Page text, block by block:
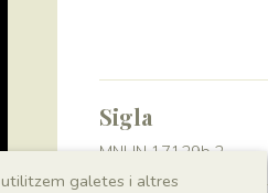
Sigla
MNHN 17129b.2
utilitzem galetes i altres